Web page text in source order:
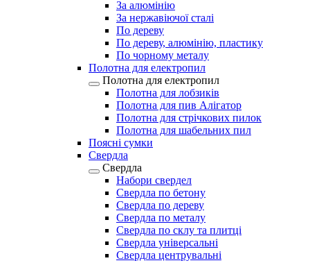
За алюмінію
За нержавіючої сталі
По дереву
По дереву, алюмінію, пластику
По чорному металу
Полотна для електропил
Полотна для електропил
Полотна для лобзиків
Полотна для пив Алігатор
Полотна для стрічкових пилок
Полотна для шабельних пил
Поясні сумки
Свердла
Свердла
Набори свердел
Свердла по бетону
Свердла по дереву
Свердла по металу
Свердла по склу та плитці
Свердла універсальні
Свердла центрувальні